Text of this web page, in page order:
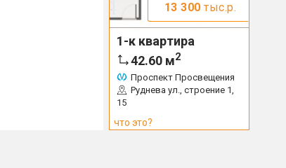
13 300 тыс.р.
1-к квартира
42.60 м2
Проспект Просвещения
Руднева ул., строение 1,
15
что это?